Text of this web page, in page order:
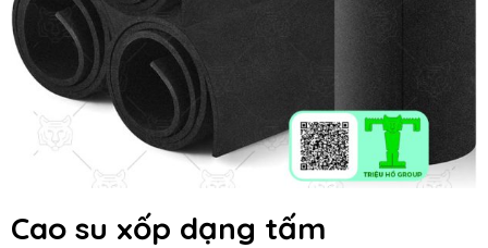
Cao su xốp dạng tấm